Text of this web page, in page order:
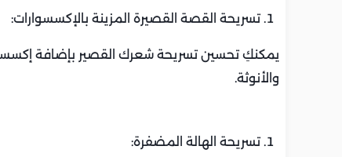
تسريحة القصة القصيرة المزينة بالإكسسوارات:
يمكنكِ تحسين تسريحة شعرك القصير بإضافة
والأنوثة.
تسريحة الهالة المضفرة: